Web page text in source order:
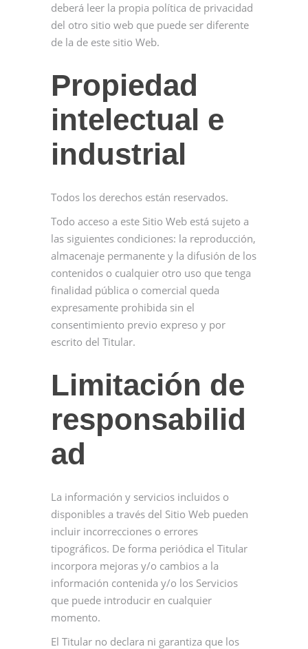
deberá leer la propia política de privacidad
del otro sitio web que puede ser diferente
de la de este sitio Web.
Propiedad
intelectual e
industrial
Todos los derechos están reservados.
Todo acceso a este Sitio Web está sujeto a
las siguientes condiciones: la reproducción,
almacenaje permanente y la difusión de los
contenidos o cualquier otro uso que tenga
finalidad pública o comercial queda
expresamente prohibida sin el
consentimiento previo expreso y por
escrito del Titular.
Limitación de
responsabilid
ad
La información y servicios incluidos o
disponibles a través del Sitio Web pueden
incluir incorrecciones o errores
tipográficos. De forma periódica el Titular
incorpora mejoras y/o cambios a la
información contenida y/o los Servicios
que puede introducir en cualquier
momento.
El Titular no declara ni garantiza que los